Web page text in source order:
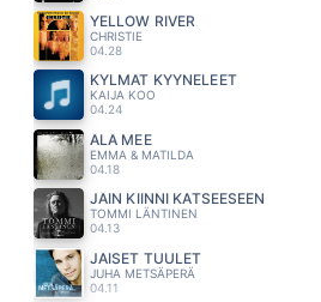
YELLOW RIVER
CHRISTIE
04.28
KYLMÄT KYYNELEET
KAIJA KOO
04.24
ÄLÄ MEE
EMMA & MATILDA
04.18
JÄIN KIINNI KATSEESEEN
TOMMI LÄNTINEN
04.13
JAISET TUULET
JUHA METSÄPERÄ
04.11